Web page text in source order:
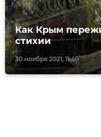
30 ноября 2021, 11:40
Как Крым
стихии